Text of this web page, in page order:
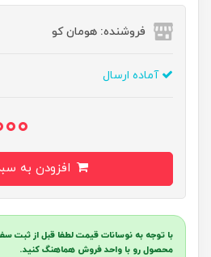
فروشنده: هومان کو
آماده ارسال
با توجه به نوسانات قیمت لطفا قبل از ثبت
محصول رو با واحد فروش هماهنگ کنید.